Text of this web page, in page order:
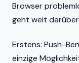
Browser
geht weit darüber
Erstens: Push-
einzige